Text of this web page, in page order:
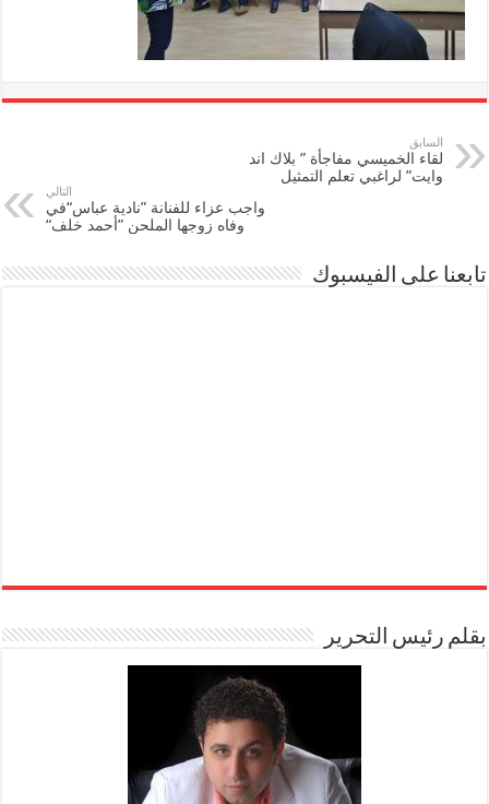
السابق
لقاء الخميسي مفاجأة ” بلاك اند
وايت” لراغبي تعلم التمثيل
التالي
واجب عزاء للفنانة ”نادية عباس“في
وفاه زوجها الملحن ”أحمد خلف“
تابعنا على الفيسبوك
بقلم رئيس التحرير